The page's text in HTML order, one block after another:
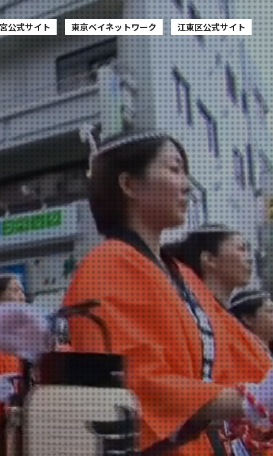
公式サイト 東京ベイネットワーク 江東区公式サイト